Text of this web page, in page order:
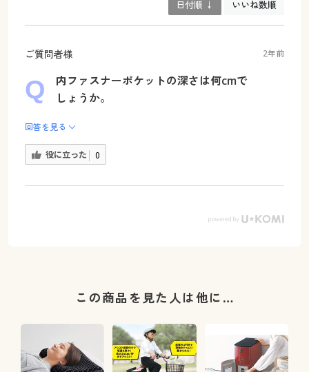
日付順 ↓ いいね数順
ご質問者様 2年前
内ファスナーポケットの深さは何cmで
しょうか。
回答を見る
役に立った 0
この商品を見た人は他に…